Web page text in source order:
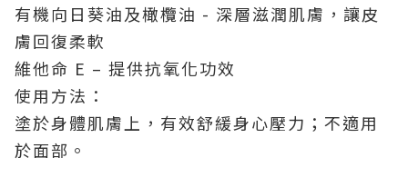
有機向日葵油及橄欖油 - 深層滋潤肌膚，讓皮
膚回復柔軟
維他命 E – 提供抗氧化功效
使用方法：
塗於身體肌膚上，有效舒緩身心壓力；不適用
於面部。